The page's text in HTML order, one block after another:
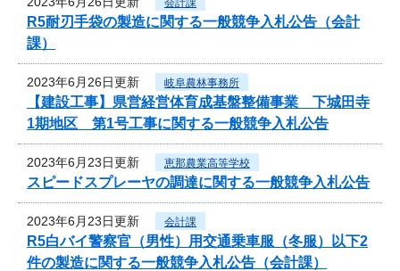
会計課
R5耐刃手袋の製造に関する一般競争入札公告（会計
課）
2023年6月26日更新 岐阜農林事務所
【建設工事】県営経営体育成基盤整備事業 下城田寺
1期地区 第1号工事に関する一般競争入札公告
2023年6月23日更新 恵那農業高等学校
スピードスプレーヤの調達に関する一般競争入札公告
2023年6月23日更新 会計課
R5白バイ警察官（男性）用交通乗車服（冬服）以下2
件の製造に関する一般競争入札公告（会計課）